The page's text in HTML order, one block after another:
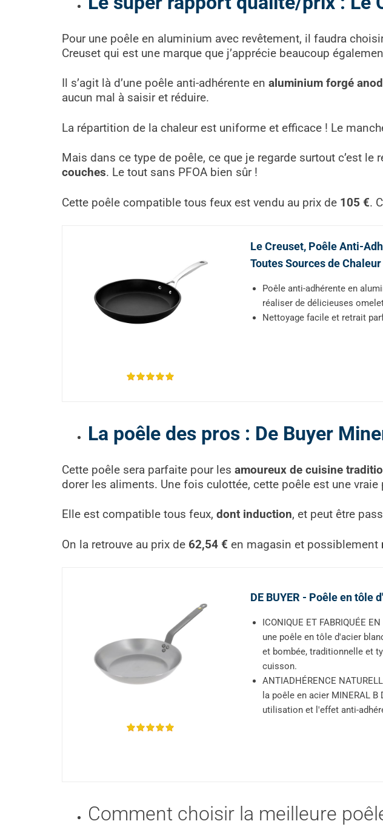
Pour une poêle en aluminium avec revêtement, il faudra
Creuset qui est une marque que j’apprécie beaucoup
Il s’agit là d’une poêle anti-adhérente en aluminium forgé
aucun mal à saisir et réduire.
La répartition de la chaleur est uniforme et efficace ! Le
Mais dans ce type de poêle, ce que je regarde surtout c’est
couches. Le tout sans PFOA bien sûr !
Cette poêle compatible tous feux est vendu au prix de 105 €.
Le Creuset, Poêle Anti-
Toutes Sources de
Poêle anti-adhérente en
réaliser de délicieuses
Nettoyage facile et retrait
La poêle des pros : De Buyer
Cette poêle sera parfaite pour les amoureux de cuisine
dorer les aliments. Une fois culottée, cette poêle est une
Elle est compatible tous feux, dont induction, et peut être
On la retrouve au prix de 62,54 € en magasin et possiblement
DE BUYER - Poêle en tôle
ICONIQUE ET FABRIQUÉE
une poêle en tôle d'acier
et bombée, traditionnelle et
cuisson.
ANTIADHÉRENCE
la poêle en acier MINERAL
utilisation et l'effet anti-
Comment choisir la meilleure